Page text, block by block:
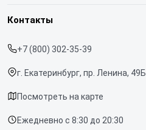
Срочный ремонт
Доставка и способы оплаты
Диагностика
Контакты
Кофемашин
Контакты
+7 (800) 302-35-39
г. Екатеринбург, пр. Ленина, 49Б
Посмотреть на карте
Ежедневно с 8:30 до 20:30